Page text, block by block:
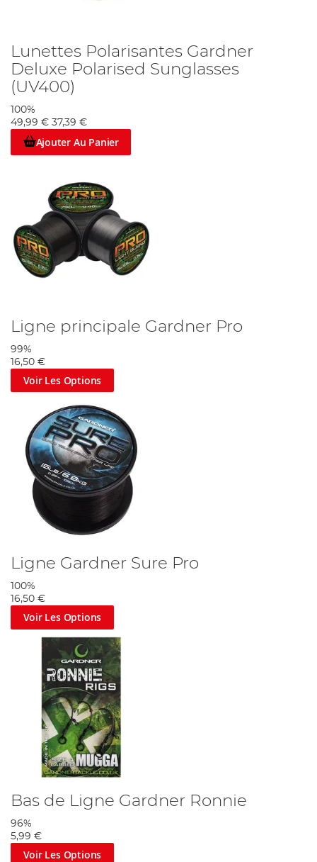
Lunettes Polarisantes Gardner
Deluxe Polarised Sunglasses
(UV400)
100%
49,99 € 37,39 €
Ajouter Au Panier
Ligne principale Gardner Pro
99%
16,50 €
Voir Les Options
Ligne Gardner Sure Pro
100%
16,50 €
Voir Les Options
Bas de Ligne Gardner Ronnie
96%
5,99 €
Voir Les Options